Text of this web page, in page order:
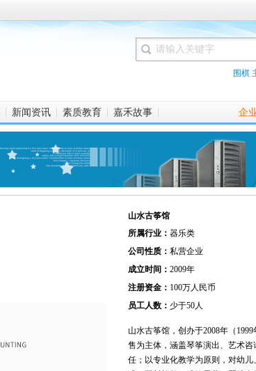
围棋
新闻资讯 素质教育 嘉禾故事 企
山水古筝馆
所属行业： 器乐类
公司性质： 私营企业
成立时间： 2009年
注册资金： 100万人民币
员工人数： 少于50人
山水古筝馆，创办于2008年（
售为主体，涵盖琴筝演出、艺术
任；以专业化教学为原则，对幼